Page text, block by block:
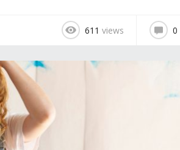
611 views 0